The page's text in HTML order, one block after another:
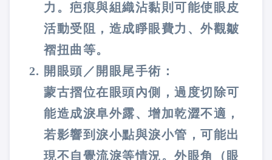
力。疤痕與組織沾黏則可能使眼皮
活動受阻，造成睜眼費力、外觀皺
褶扭曲等。
開眼頭／開眼尾手術：
蒙古摺位在眼頭內側，過度切除可
能造成淚阜外露、增加乾澀不適，
若影響到淚小點與淚小管，可能出
現不自覺流淚等情況。外眼角（眼